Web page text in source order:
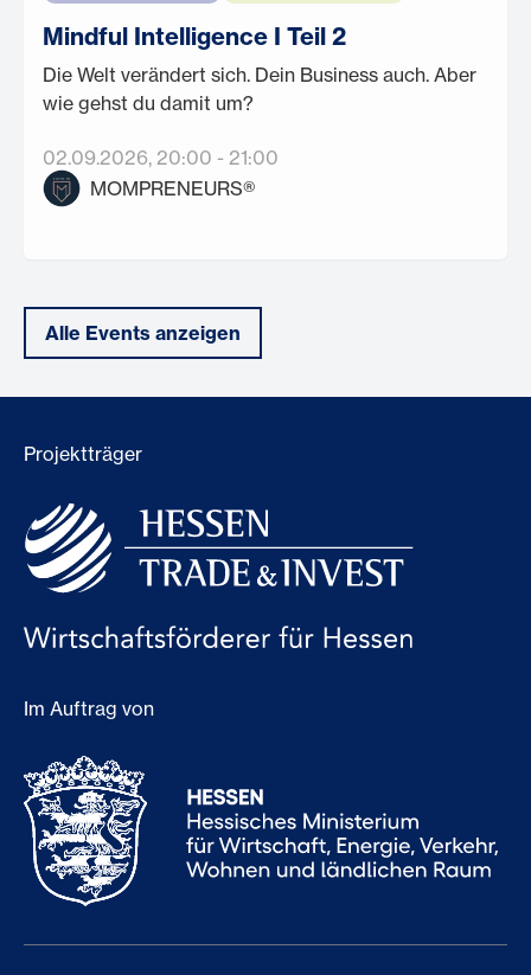
Mindful Intelligence I Teil 2
Die Welt verändert sich. Dein Business auch. Aber
wie gehst du damit um?
02.09.2026, 20:00 - 21:00
MOMPRENEURS®
Alle Events anzeigen
Projektträger
Im Auftrag von